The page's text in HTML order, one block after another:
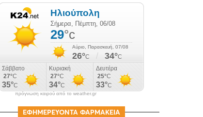
πρόγνωση καιρού από το weather.gr
ΕΦΗΜΕΡΕΥΟΝΤΑ ΦΑΡΜΑΚΕΙΑ